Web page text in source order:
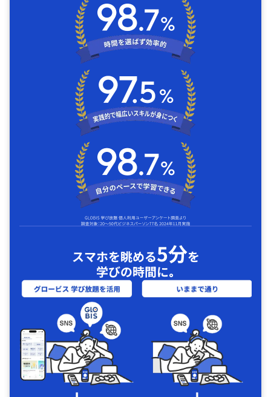
スマホを眺める5分を
学びの時間に｡